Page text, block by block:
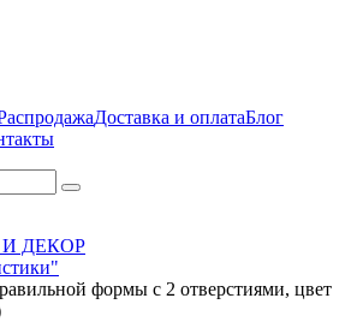
Доставка и оплатаБлог
ДЕКОР
формы с 2 отверстиями, цвет